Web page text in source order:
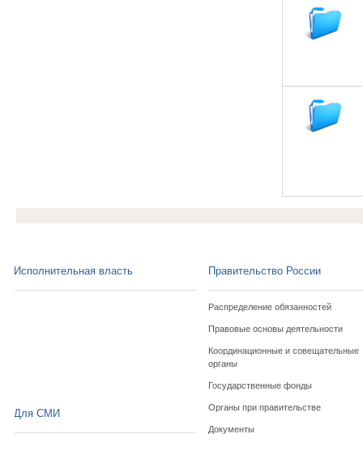
Исполнительная власть Правительство России
Распределение обязанностей
Правовые основы деятельности
Координационные и совещательные
органы
Государственные фонды
Органы при правительстве
Документы
Для СМИ